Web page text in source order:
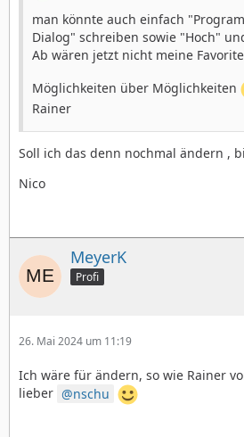
man könnte auch einfach
Dialog" schreiben sowie "Hoch"
Ab wären jetzt nicht meine
Möglichkeiten über Möglichkeiten
Rainer
Soll ich das denn nochmal ändern ,
Nico
MeyerK
Profi
26. Mai 2024 um 11:19
Ich wäre für ändern, so wie Rainer
lieber
nschu